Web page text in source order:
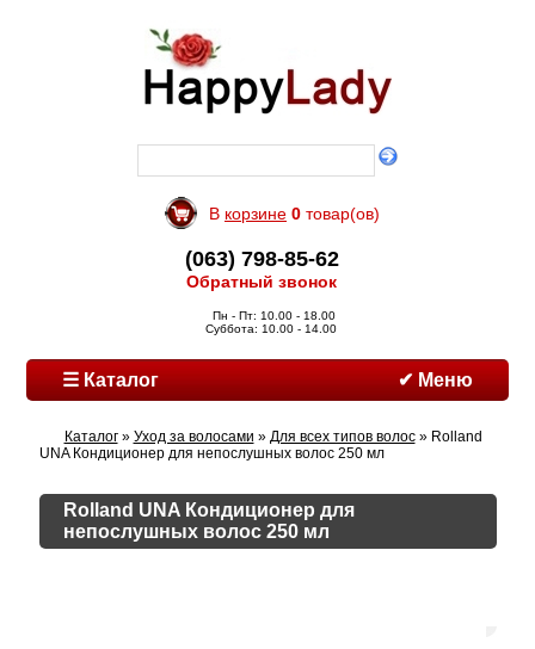
В корзине 0 товар(ов)
(063) 798-85-62
Обратный звонок
Пн - Пт: 10.00 - 18.00
Суббота: 10.00 - 14.00
☰ Каталог ✔ Меню
Каталог» Уход за волосами » Для всех типов волос» Rolland
UNA Кондиционер для непослушных волос 250 мл
Rolland UNA Кондиционер для
непослушных волос 250 мл